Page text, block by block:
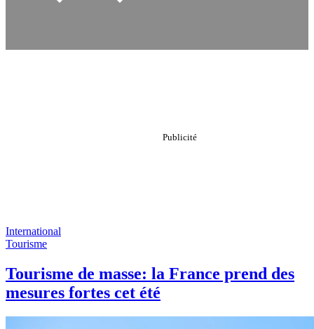
International
Tourisme
Tourisme de masse: la France prend des
mesures fortes cet été